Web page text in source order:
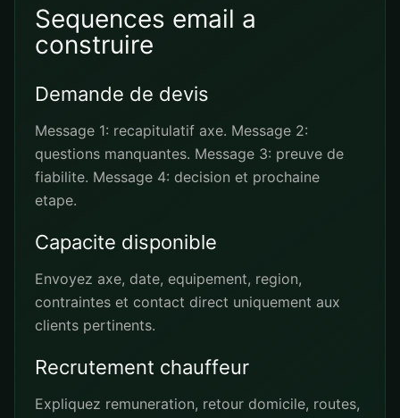
Sequences email a
construire
Demande de devis
Message 1: recapitulatif axe. Message 2:
questions manquantes. Message 3: preuve de
fiabilite. Message 4: decision et prochaine
etape.
Capacite disponible
Envoyez axe, date, equipement, region,
contraintes et contact direct uniquement aux
clients pertinents.
Recrutement chauffeur
Expliquez remuneration, retour domicile, routes,